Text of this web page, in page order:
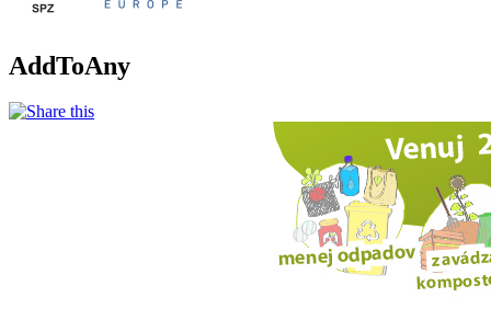
AddToAny